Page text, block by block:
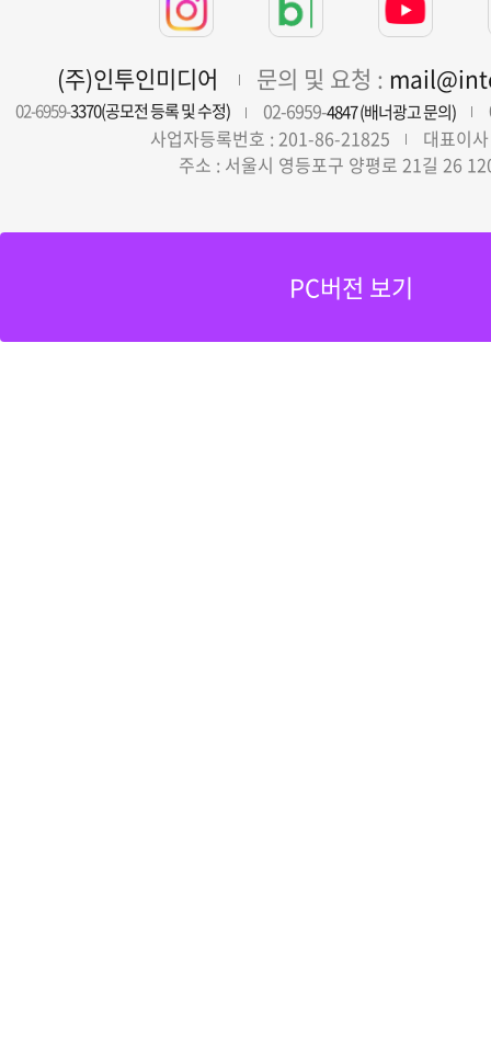
(주)인투인미디어 문의 및 요청 :
02-6959-3370(공모전 등록 및 수정) 02-6959-4847 (배너광고 문의)
사업자등록번호 : 201-86-21825
대표이
주소 : 서울시 영등포구 양평로 21길 26
PC버전 보기